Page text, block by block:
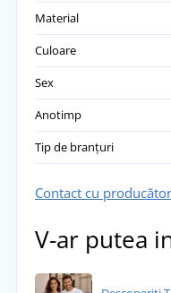
Material
Culoare
Sex
Anotimp
Tip de branțuri
Contact cu
V-ar putea